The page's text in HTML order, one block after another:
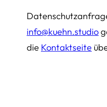
info@kuehn.studio
die Kontaktseite